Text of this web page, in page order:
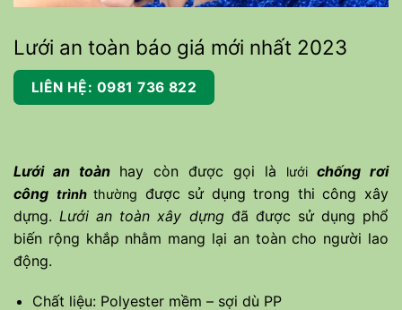
Lưới an toàn báo giá mới nhất 2023
LIÊN HỆ: 0981 736 822
Lưới an toàn hay còn được gọi là lưới chống rơi
công trìnhthường được sử dụng trong thi công xây
dựng. Lưới an toàn xây dựngđã được sử dụng phổ
biến rộng khắp nhằm mang lại an toàn cho người lao
động.
Chất liệu: Polyester mềm – sợi dù PP